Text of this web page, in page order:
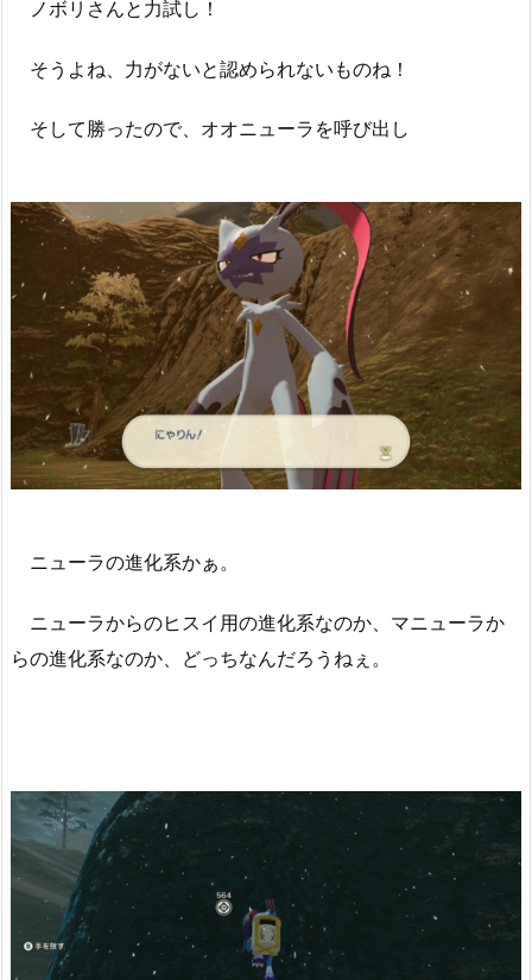
ノボリさんと力試し！
そうよね、力がないと認められないものね！
そして勝ったので、オオニューラを呼び出し
ニューラの進化系かぁ。
ニューラからのヒスイ用の進化系なのか、マニューラか
らの進化系なのか、どっちなんだろうねぇ。